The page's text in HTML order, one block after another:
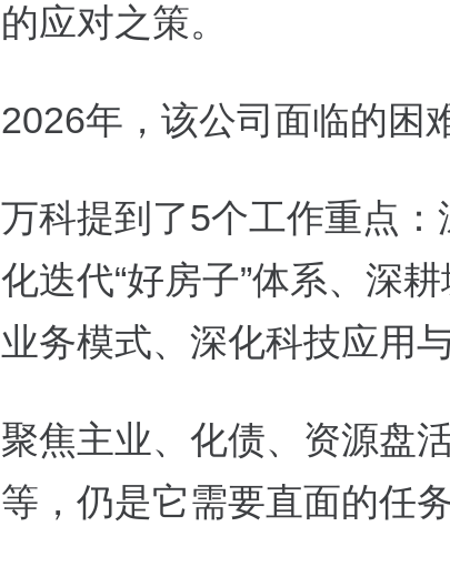
的应对之策。
2026年，该公司面临的困
万科提到了5个工作重点
化迭代“好房子”体系、深
业务模式、深化科技应用
聚焦主业、化债、资源盘
等，仍是它需要直面的任务